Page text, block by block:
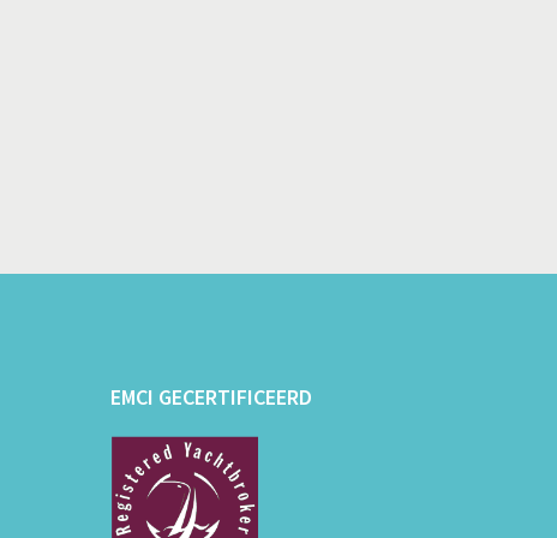
EMCI GECERTIFICEERD